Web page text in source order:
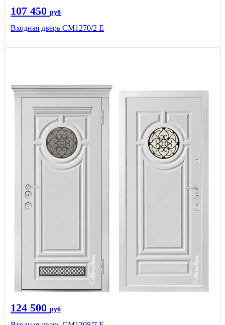
107 450 руб
Входная дверь CМ1270/2 Е
124 500 руб